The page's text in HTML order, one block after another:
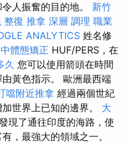
人振奮的目的地。 新竹
復 推拿 深層 調理 職業
ANALYTICS 姓名修
體態矯正 HUF/PERS，在
久 您可以使用箭頭在時間
黃色指示。 歐洲最西端
噹附近推拿 經過兩個世紀
世界上已知的邊界。 大
現了通往印度的海路，使
，最強大的領域之一。